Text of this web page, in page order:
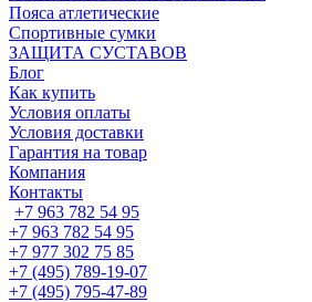
Пояса атлетические
Спортивные сумки
ЗАЩИТА СУСТАВОВ
Блог
Как купить
Условия оплаты
Условия доставки
Гарантия на товар
Компания
Контакты
+7 963 782 54 95
+7 963 782 54 95
+7 977 302 75 85
+7 (495) 789-19-07
+7 (495) 795-47-89